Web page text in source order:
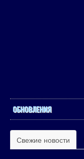
ОБНОВЛЕНИЯ
Свежие новости